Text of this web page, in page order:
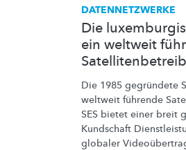
DATENNETZWERKE
Die
ein weltweit
Die 1985 gegründete
weltweit führende
SES bietet einer breit
Kundschaft
globaler